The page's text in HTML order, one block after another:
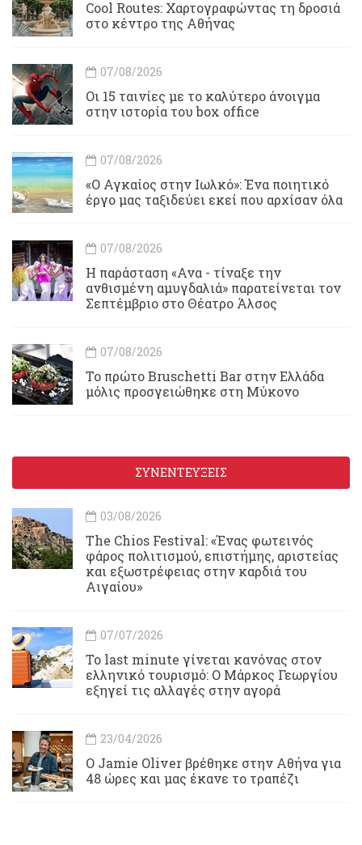
Cool Routes: Χαρτογραφώντας τη δροσιά
στο κέντρο της Αθήνας
07/08/2026
Οι 15 ταινίες με το καλύτερο άνοιγμα
στην ιστορία του box office
07/08/2026
«Ο Αγκαίος στην Ιωλκό»: Ένα ποιητικό
έργο μας ταξιδεύει εκεί που αρχίσαν όλα
07/08/2026
Η παράσταση «Ανα - τίναξε την
ανθισμένη αμυγδαλιά» παρατείνεται τον
Σεπτέμβριο στο Θέατρο Άλσος
07/08/2026
Το πρώτο Bruschetti Bar στην Ελλάδα
μόλις προσγειώθηκε στη Μύκονο
ΣΥΝΕΝΤΕΥΞΕΙΣ
03/08/2026
Τhe Chios Festival: «Ένας φωτεινός
φάρος πολιτισμού, επιστήμης, αριστείας
και εξωστρέφειας στην καρδιά του
Αιγαίου»
07/07/2026
Το last minute γίνεται κανόνας στον
ελληνικό τουρισμό: Ο Μάρκος Γεωργίου
εξηγεί τις αλλαγές στην αγορά
23/04/2026
Ο Jamie Oliver βρέθηκε στην Αθήνα για
48 ώρες και μας έκανε το τραπέζι